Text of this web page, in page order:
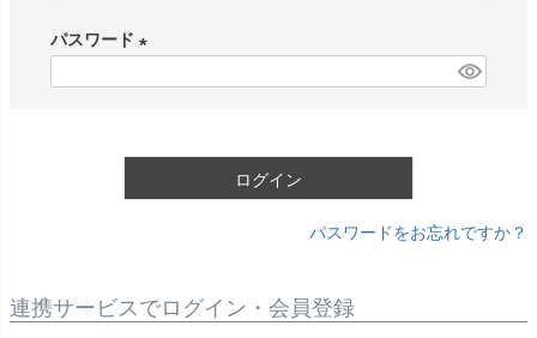
パスワード
ログイン
パスワードをお忘れですか？
連携サービスでログイン・会員登録